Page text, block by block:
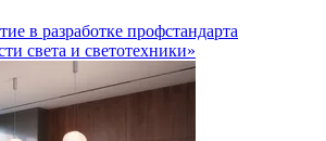
в разработке профстандарта
света и светотехники»